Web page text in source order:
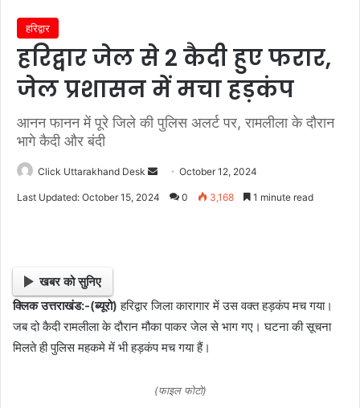
हरिद्वार
हरिद्वार जेल से 2 कैदी हुए फरार,
जेल प्रशासन में मचा हड़कंप
आनन फानन में पूरे जिले की पुलिस अलर्ट पर, रामलीला के दौरान
भागे कैदी और बंदी
Click Uttarakhand Desk
e
m
a
i
October 12, 2024
Last Updated: October 15, 2024 0 3,168 1 minute read
खबर को सुनिए
क्लिक उत्तराखंड:-(ब्यूरो) हरिद्वार जिला कारागार में उस वक्त हड़कंप मच गया।
जब दो कैदी रामलीला के दौरान मौका पाकर जेल से भाग गए। घटना की सूचना
मिलते ही पुलिस महकमे में भी हड़कंप मच गया हैं।
(फाइल फोटो)